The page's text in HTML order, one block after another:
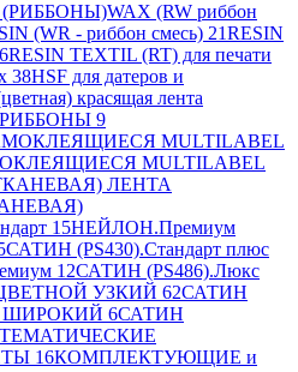
WAX (RW риббон
(WR - риббон смесь) 21RESIN
RESIN TEXTIL (RT) для печати
38HSF для датеров и
красящая лента
9
MULTILABEL
15НЕЙЛОН.Премиум
САТИН (PS430).Стандарт плюс
12САТИН (PS486).Люкс
ЦВЕТНОЙ УЗКИЙ 62САТИН
ШИРОКИЙ 6САТИН
ТЕМАТИЧЕСКИЕ
16КОМПЛЕКТУЮЩИЕ и